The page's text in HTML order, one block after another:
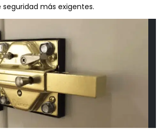
más exigentes.